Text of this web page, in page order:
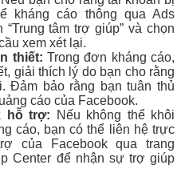
kháng cáo thông qua Ads
“Trung tâm trợ giúp” và chọn
xem xét lại.
thiết: Trong đơn kháng cáo,
giải thích lý do bạn cho rằng
Đảm bảo rằng bạn tuân thủ
cáo của Facebook.
hỗ trợ: Nếu không thể khôi
cáo, bạn có thể liên hệ trực
của Facebook qua trang
Center để nhận sự trợ giúp